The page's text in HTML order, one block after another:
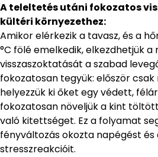
A teleltetés utáni fokozatos
kültéri környezethez:
Amikor elérkezik a tavasz, és a
°C fölé emelkedik, elkezdhetjük a
visszaszoktatását a szabad
fokozatosan tegyük: először
helyezzük ki őket egy védett,
fokozatosan növeljük a kint
való kitettséget. Ez a folyamat
fényváltozás okozta napégést és
stresszreakcióit.